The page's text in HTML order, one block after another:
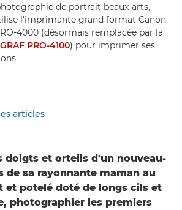
de portrait beaux-arts,
l'imprimante grand format Canon
4000 (désormais remplacée par la
PRO-4100) pour imprimer ses
articles
doigts et orteils d'un nouveau-
de sa rayonnante maman au
et potelé doté de longs cils et
photographier les premiers